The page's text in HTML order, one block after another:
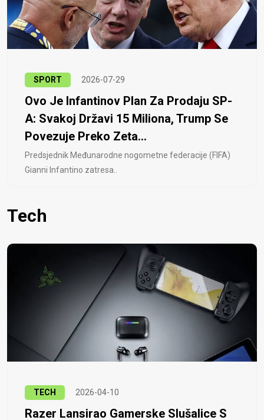
SPORT 2026-07-29
Ovo Je Infantinov Plan Za Prodaju SP-
A: Svakoj Državi 15 Miliona, Trump Se
Povezuje Preko Zeta...
Predsjednik Međunarodne nogometne federacije (FIFA)
Gianni Infantino zatresa..
Tech
TECH 2026-04-10
Razer Lansirao Gamerske Slušalice S